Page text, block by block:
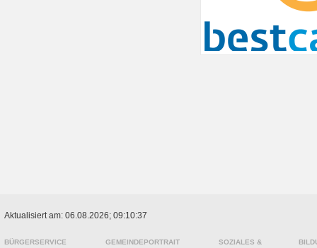
Aktualisiert am: 06.08.2026; 09:10:37
BÜRGERSERVICE
GEMEINDEPORTRAIT
SOZIALES &